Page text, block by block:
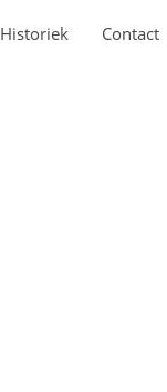
Historiek Contact